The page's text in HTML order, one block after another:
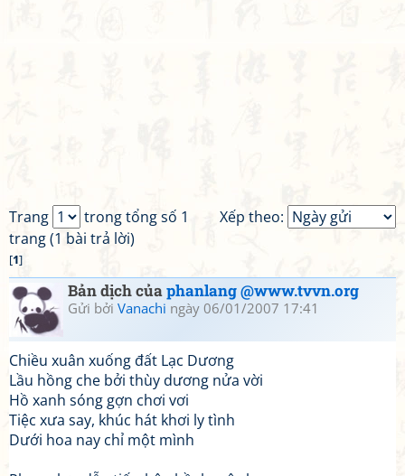
Xếp theo:
Trang
trong tổng số 1
trang (1 bài trả lời)
[1]
Bản dịch củaphanlang @www.tvvn.org
Gửi bởi Vanachi ngày 06/01/2007 17:41
Chiều xuân xuống đất Lạc Dương
Lầu hồng che bởi thùy dương nửa vời
Hồ xanh sóng gợn chơi vơi
Tiệc xưa say, khúc hát khơi ly tình
Dưới hoa nay chỉ một mình